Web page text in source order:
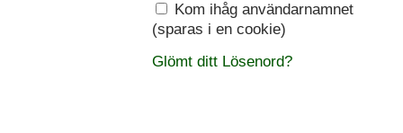
Kom ihåg användarnamnet
(sparas i en cookie)
Glömt ditt Lösenord?